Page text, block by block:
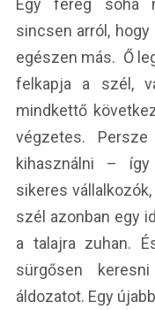
Egy féreg soha
sincsen arról,
egészen más. Ő
felkapja a szél,
mindkettő
végzetes.
kihasználni –
sikeres
szél azonban egy
a talajra zuhan.
sürgősen
áldozatot. Egy